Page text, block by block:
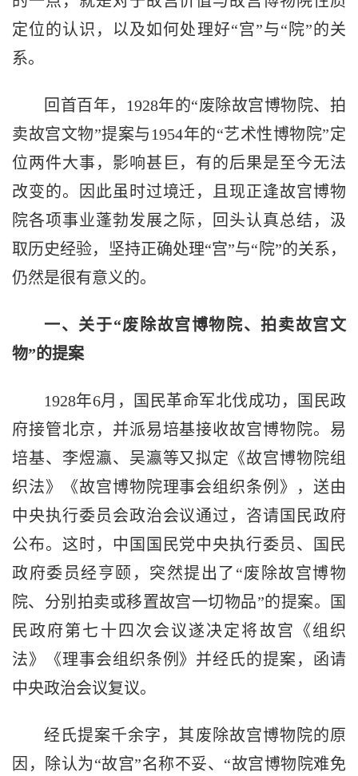
定位的认识，以及如何处理好“宫”与“院”的关
系。
回首百年，1928年的“废除故宫博物院、拍
卖故宫文物”提案与1954年的“艺术性博物院”定
位两件大事，影响甚巨，有的后果是至今无法
改变的。因此虽时过境迁，且现正逢故宫博物
院各项事业蓬勃发展之际，回头认真总结，汲
取历史经验，坚持正确处理“宫”与“院”的关系，
仍然是很有意义的。
一、关于“废除故宫博物院、拍卖故宫文
物”的提案
1928年6月，国民革命军北伐成功，国民政
府接管北京，并派易培基接收故宫博物院。易
培基、李煜瀛、吴瀛等又拟定《故宫博物院组
织法》《故宫博物院理事会组织条例》，送由
中央执行委员会政治会议通过，咨请国民政府
公布。这时，中国国民党中央执行委员、国民
政府委员经亨颐，突然提出了“废除故宫博物
院、分别拍卖或移置故宫一切物品”的提案。国
民政府第七十四次会议遂决定将故宫《组织
法》《理事会组织条例》并经氏的提案，函请
中央政治会议复议。
经氏提案千余字，其废除故宫博物院的原
因，除认为“故宫”名称不妥、“故宫博物院难免